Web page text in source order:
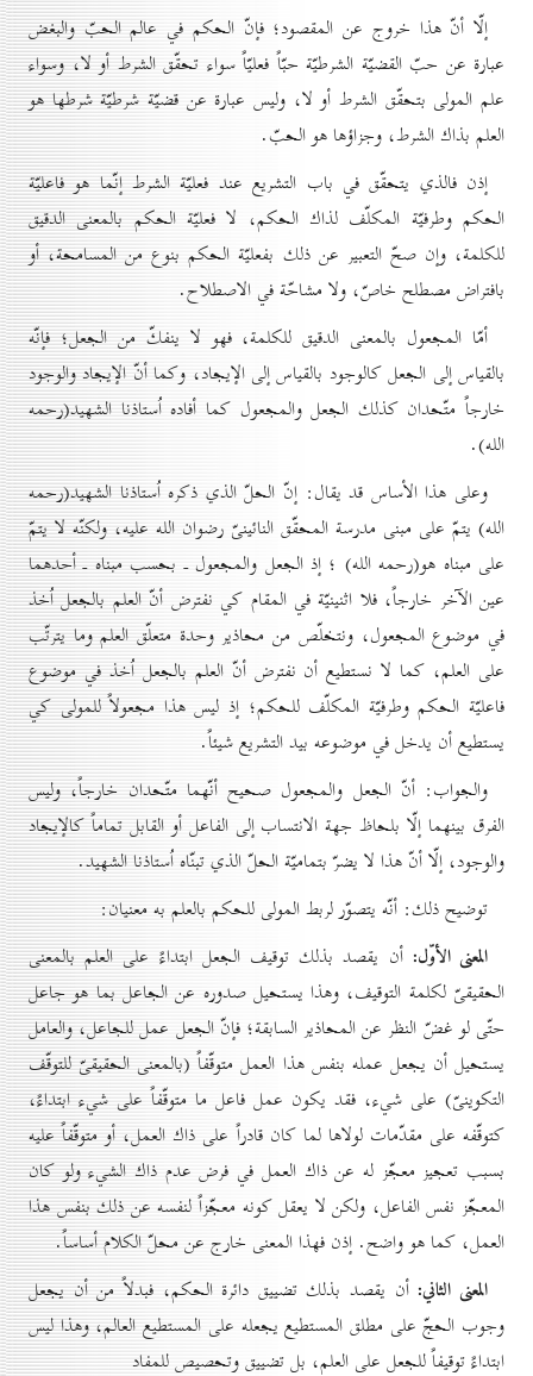
إلّا أنّ هذا خروج عن المقصود؛ فإنّ الحكم في عالم الحبّ والبغض
عبارة عن حبّ القضيّة الشرطيّة حبّاً فعليّاً سواء تحقّق الشرط أو لا، وسواء
علم المولى بتحقّق الشرط أو لا، وليس عبارة عن قضيّة شرطيّة شرطها هو
العلم بذاك الشرط، وجزاؤها هو الحبّ.
إذن فالذي يتحقّق في باب التشريع عند فعليّة الشرط إنّما هو فاعليّة
الحكم وطرفيّة المكلّف لذاك الحكم، لا فعليّة الحكم بالمعنى الدقيق
للكلمة، وإن صحّ التعبير عن ذلك بفعليّة الحكم بنوع من المسامحة، أو
بافتراض مصطلح خاصّ، ولا مشاحّة في الاصطلاح.
أمّا المجعول بالمعنى الدقيق للكلمة، فهو لا ينفكّ من الجعل؛ فإنّه
بالقياس إلى الجعل كالوجود بالقياس إلى الإيجاد، وكما أنّ الإيجاد والوجود
خارجاً متّحدان كذلك الجعل والمجعول كما أفاده اُستاذنا الشهيد(رحمه
الله).
وعلى هذا الأساس قد يقال: إنّ الحلّ الذي ذكره اُستاذنا الشهيد(رحمه
الله) يتمّ على مبنى مدرسة المحقّق النائينىّ رضوان الله عليه، ولكنّه لا يتمّ
على مبناه هو(رحمه الله) ؛ إذ الجعل والمجعول ـ بحسب مبناه ـ أحدهما
عين الآخر خارجاً، فلا اثنينيّة في المقام كي نفترض أنّ العلم بالجعل اُخذ
في موضوع المجعول، ونتخلّص من محاذير وحدة متعلّق العلم وما يترتّب
على العلم، كما لا نستطيع أن نفترض أنّ العلم بالجعل اُخذ في موضوع
فاعليّة الحكم وطرفيّة المكلّف للحكم؛ إذ ليس هذا مجعولاً للمولى كي
يستطيع أن يدخل في موضوعه بيد التشريع شيئاً.
والجواب: أنّ الجعل والمجعول صحيح أنّهما متّحدان خارجاً، وليس
الفرق بينهما إلّا بلحاظ جهة الانتساب إلى الفاعل أو القابل تماماً كالإيجاد
والوجود، إلّا أنّ هذا لا يضرّ بتماميّة الحلّ الذي تبنّاه اُستاذنا الشهيد.
توضيح ذلك: أنّه يتصوّر لربط المولى للحكم بالعلم به معنيان:
المعنى الأوّل: أن يقصد بذلك توقيف الجعل ابتداءً على العلم بالمعنى
الحقيقىّ لكلمة التوقيف، وهذا يستحيل صدوره عن الجاعل بما هو جاعل
حتّى لو غضّ النظر عن المحاذير السابقة؛ فإنّ الجعل عمل للجاعل، والعامل
يستحيل أن يجعل عمله بنفس هذا العمل متوقّفاً (بالمعنى الحقيقىّ للتوقّف
التكوينىّ) على شيء، فقد يكون عمل فاعل ما متوقّفاً على شيء ابتداءً،
كتوقّفه على مقدّمات لولاها لما كان قادراً على ذاك العمل، أو متوقّفاً عليه
بسبب تعجيز معجّز له عن ذاك العمل في فرض عدم ذاك الشيء ولو كان
المعجّز نفس الفاعل، ولكن لا يعقل كونه معجّزاً لنفسه عن ذلك بنفس هذا
العمل، كما هو واضح. إذن فهذا المعنى خارج عن محلّ الكلام أساساً.
المعنى الثاني: أن يقصد بذلك تضييق دائرة الحكم، فبدلاً من أن يجعل
وجوب الحجّ على مطلق المستطيع يجعله على المستطيع العالم، وهذا ليس
ابتداءً توقيفاً للجعل على العلم، بل تضييق وتحصيص للمفاد